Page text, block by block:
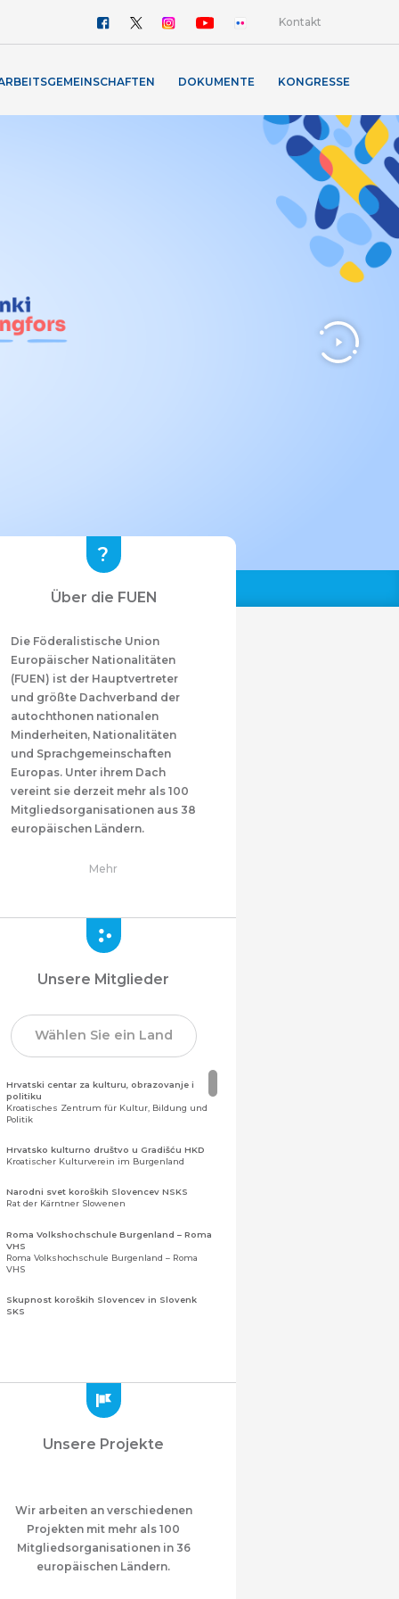
Kontakt
DOKUMENTE KONGRESSE
Über die FUEN
Die Föderalistische Union
Europäischer Nationalitäten
(FUEN) ist der Hauptvertreter
und größte Dachverband der
autochthonen nationalen
Minderheiten, Nationalitäten
und Sprachgemeinschaften
Europas. Unter ihrem Dach
vereint sie derzeit mehr als 100
Mitgliedsorganisationen aus 38
europäischen Ländern.
Mehr
Unsere Mitglieder
Wählen Sie ein Land
Hrvatski centar za kulturu, obrazovanje i
politiku
Kroatisches Zentrum für Kultur, Bildung und
Politik
Hrvatsko kulturno društvo u Gradišću HKD
Kroatischer Kulturverein im Burgenland
Narodni svet koroških Slovencev NSKS
Rat der Kärntner Slowenen
Roma Volkshochschule Burgenland – Roma
VHS
Roma Volkshochschule Burgenland – Roma
VHS
Skupnost koroških Slovencev in Slovenk
SKS
Montenegrinische Gemeinschaft in Albanien
Mazedonischer Verein "Ilinden" – Tirana
Meshet Türkleri Cemiyeti Azerbaycan’da
“VATAN”
"Vatan" Öffentliche Union der in
Aserbaidschan lebenden Ahiska-Türken
Unsere Projekte
Wir arbeiten an verschiedenen
Projekten mit mehr als 100
Mitgliedsorganisationen in 36
europäischen Ländern.